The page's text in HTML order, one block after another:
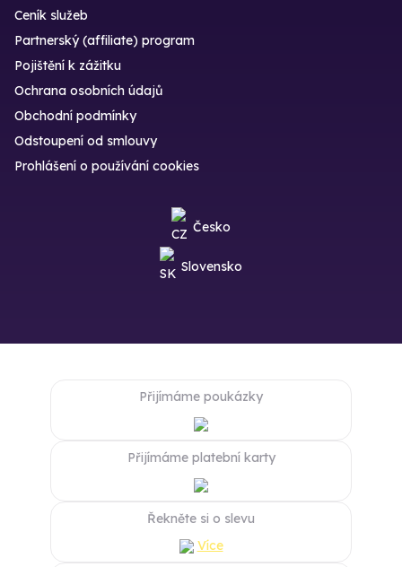
Ceník služeb
Partnerský (affiliate) program
Pojištění k zážitku
Ochrana osobních údajů
Obchodní podmínky
Odstoupení od smlouvy
Prohlášení o používání cookies
Česko
Slovensko
Přijímáme poukázky
Přijímáme platební karty
Řekněte si o slevu
Více